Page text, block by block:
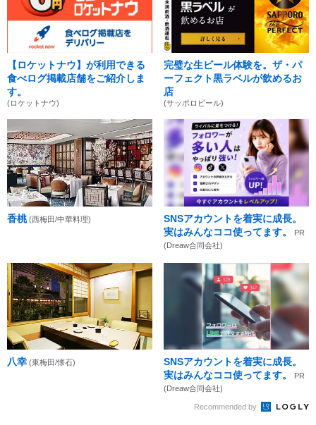
【ロケットナウ】が利用できる
食べログ掲載店舗をご紹介しま
す。
(ロケットナウ)
完璧な生ビール体験を。ザ・パ
ーフェクト黒ラベルが飲めるお
店
(サッポロビール)
香桃 (西梅田/中華料理)
SNSアカウントを着実に成長。
実はみんなココ使ってます。
PR
(Dreaw合同会社)
八幸 (東梅田/懐石)
SNSアカウントを着実に成長。
実はみんなココ使ってます。
PR
(Dreaw合同会社)
Recommended by